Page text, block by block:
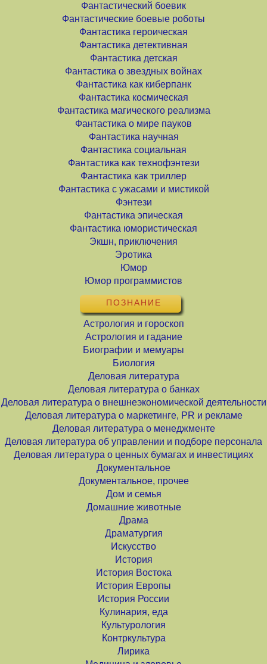
Фантастический боевик
Фантастические боевые роботы
Фантастика героическая
Фантастика детективная
Фантастика детская
Фантастика о звездных войнах
Фантастика как киберпанк
Фантастика космическая
Фантастика магического реализма
Фантастика о мире пауков
Фантастика научная
Фантастика социальная
Фантастика как технофэнтези
Фантастика как триллер
Фантастика с ужасами и мистикой
Фэнтези
Фантастика эпическая
Фантастика юмористическая
Экшн, приключения
Эротика
Юмор
Юмор программистов
ПОЗНАНИЕ
Астрология и гороскоп
Астрология и гадание
Биографии и мемуары
Биология
Деловая литература
Деловая литература о банках
Деловая литература о внешнеэкономической деятельности
Деловая литература о маркетинге, PR и рекламе
Деловая литература о менеджменте
Деловая литература об управлении и подборе персонала
Деловая литература о ценных бумагах и инвестициях
Документальное
Документальное, прочее
Дом и семья
Домашние животные
Драма
Драматургия
Искусство
История
История Востока
История Европы
История России
Кулинария, еда
Культурология
Контркультура
Лирика